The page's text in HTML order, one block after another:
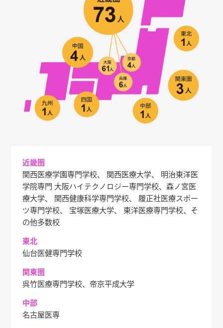
近畿圏
関西医療学園専門学校、 関西医療大学、 明治東洋医
学院専門 大阪ハイテクノロジー専門学校、森ノ宮医
療大学、
関西健康科学専門学校、 履正社医療スポー
ツ専門学校、
宝塚医療大学、 東洋医療専門学校、そ
の他多数校
東北
仙台医健専門学校
関東圏
呉竹医療専門学校、帝京平成大学
中部
名古屋医専